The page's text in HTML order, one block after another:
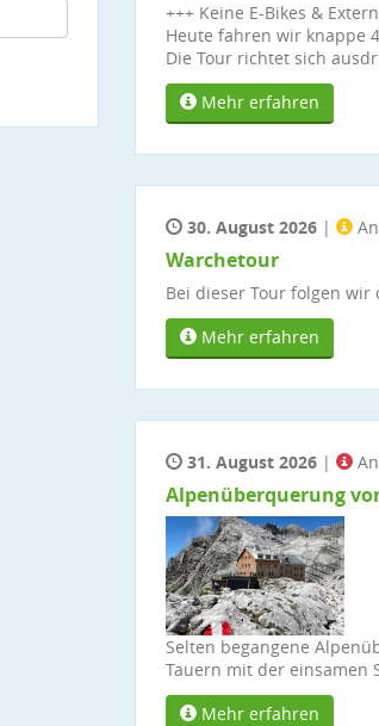
+++ Keine E-Bikes &
Heute fahren wir knappe
Die Tour richtet sich
Mehr erfahren
30. August 2026 |
Warchetour
Bei dieser Tour folgen wir
Mehr erfahren
31. August 2026 |
Alpenüberquerung
Selten begangene
Tauern mit der einsamen
Mehr erfahren